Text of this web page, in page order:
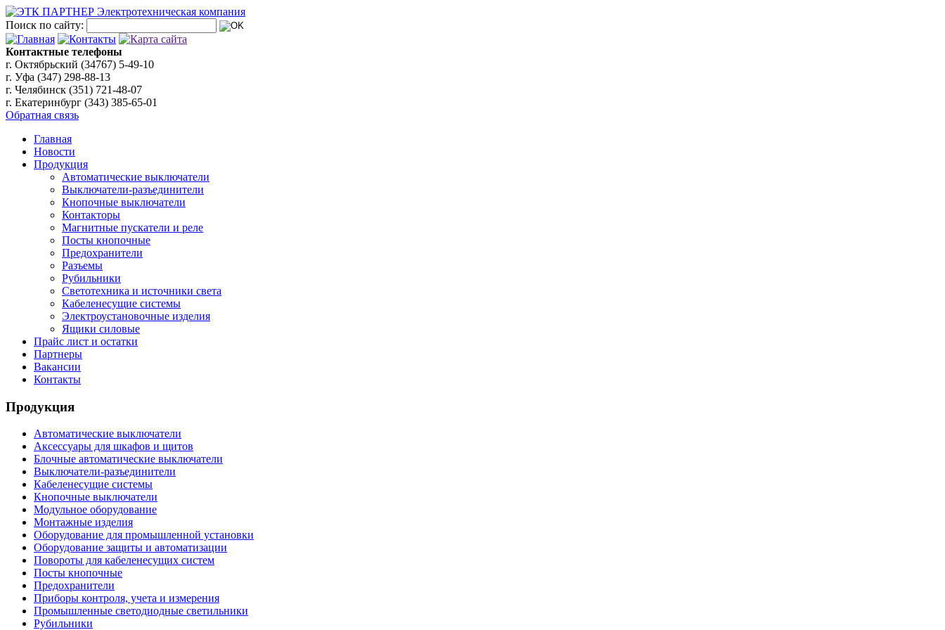
Поиск по сайту:
Контактные телефоны
г. Октябрьский (34767) 5-49-10
г. Уфа (347) 298-88-13
г. Челябинск (351) 721-48-07
г. Екатеринбург (343) 385-65-01
Обратная связь
Главная
Новости
Продукция
Автоматические выключатели
Выключатели-разъединители
Кнопочные выключатели
Контакторы
Магнитные пускатели и реле
Посты кнопочные
Предохранители
Разъемы
Рубильники
Светотехника и источники света
Кабеленесущие системы
Электроустановочные изделия
Ящики силовые
Прайс лист и остатки
Партнеры
Вакансии
Контакты
Продукция
Автоматические выключатели
Аксессуары для шкафов и щитов
Блочные автоматические выключатели
Выключатели-разъединители
Кабеленесущие системы
Кнопочные выключатели
Модульное оборудование
Монтажные изделия
Оборудование для промышленной установки
Оборудование защиты и автоматизации
Повороты для кабеленесущих систем
Посты кнопочные
Предохранители
Приборы контроля, учета и измерения
Промышленные светодиодные светильники
Рубильники